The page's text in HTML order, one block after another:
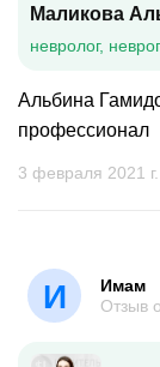
Маликова
невролог,
Альбина
профессионал
3 февраля 2021 г.
И
Имам
Отзыв